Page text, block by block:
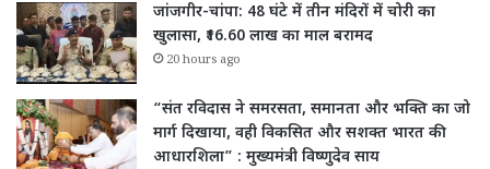
जांजगीर-चांपा: 48 घंटे में तीन मंदिरों में चोरी का
खुलासा, ₹16.60 लाख का माल बरामद
20 hours ago
“संत रविदास ने समरसता, समानता और भक्ति का जो
मार्ग दिखाया, वही विकसित और सशक्त भारत की
आधारशिला” : मुख्यमंत्री विष्णुदेव साय